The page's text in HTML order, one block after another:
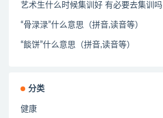
艺术生什么时候集训好 有必要去集训吗
“骨渌渌”什么意思（拼音,读音等）
“餤饼”什么意思（拼音,读音等）
分类
健康